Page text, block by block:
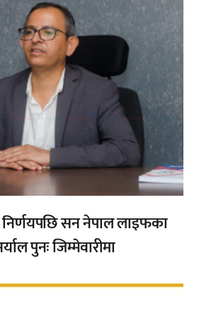
सन नेपाल लाइफका
पुनः जिम्मेवारीमा